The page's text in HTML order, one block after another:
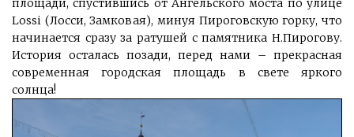
площади, спустившись от Ангельского моста по улице
Lossi (Лосси, Замковая), минуя Пироговскую горку, что
начинается сразу за ратушей с памятника Н.Пирогову.
История осталась позади, перед нами – прекрасная
современная городская площадь в свете яркого
солнца!